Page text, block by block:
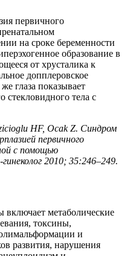
первичного
на сроке беременности
образование в
от хрусталика к
допплеровское
глаза показывает
стекловидного тела с
HF, Ocak Z. Синдром
первичного
с помощью
2010; 35:246–249.
включает метаболические
токсины,
и
развития, нарушения